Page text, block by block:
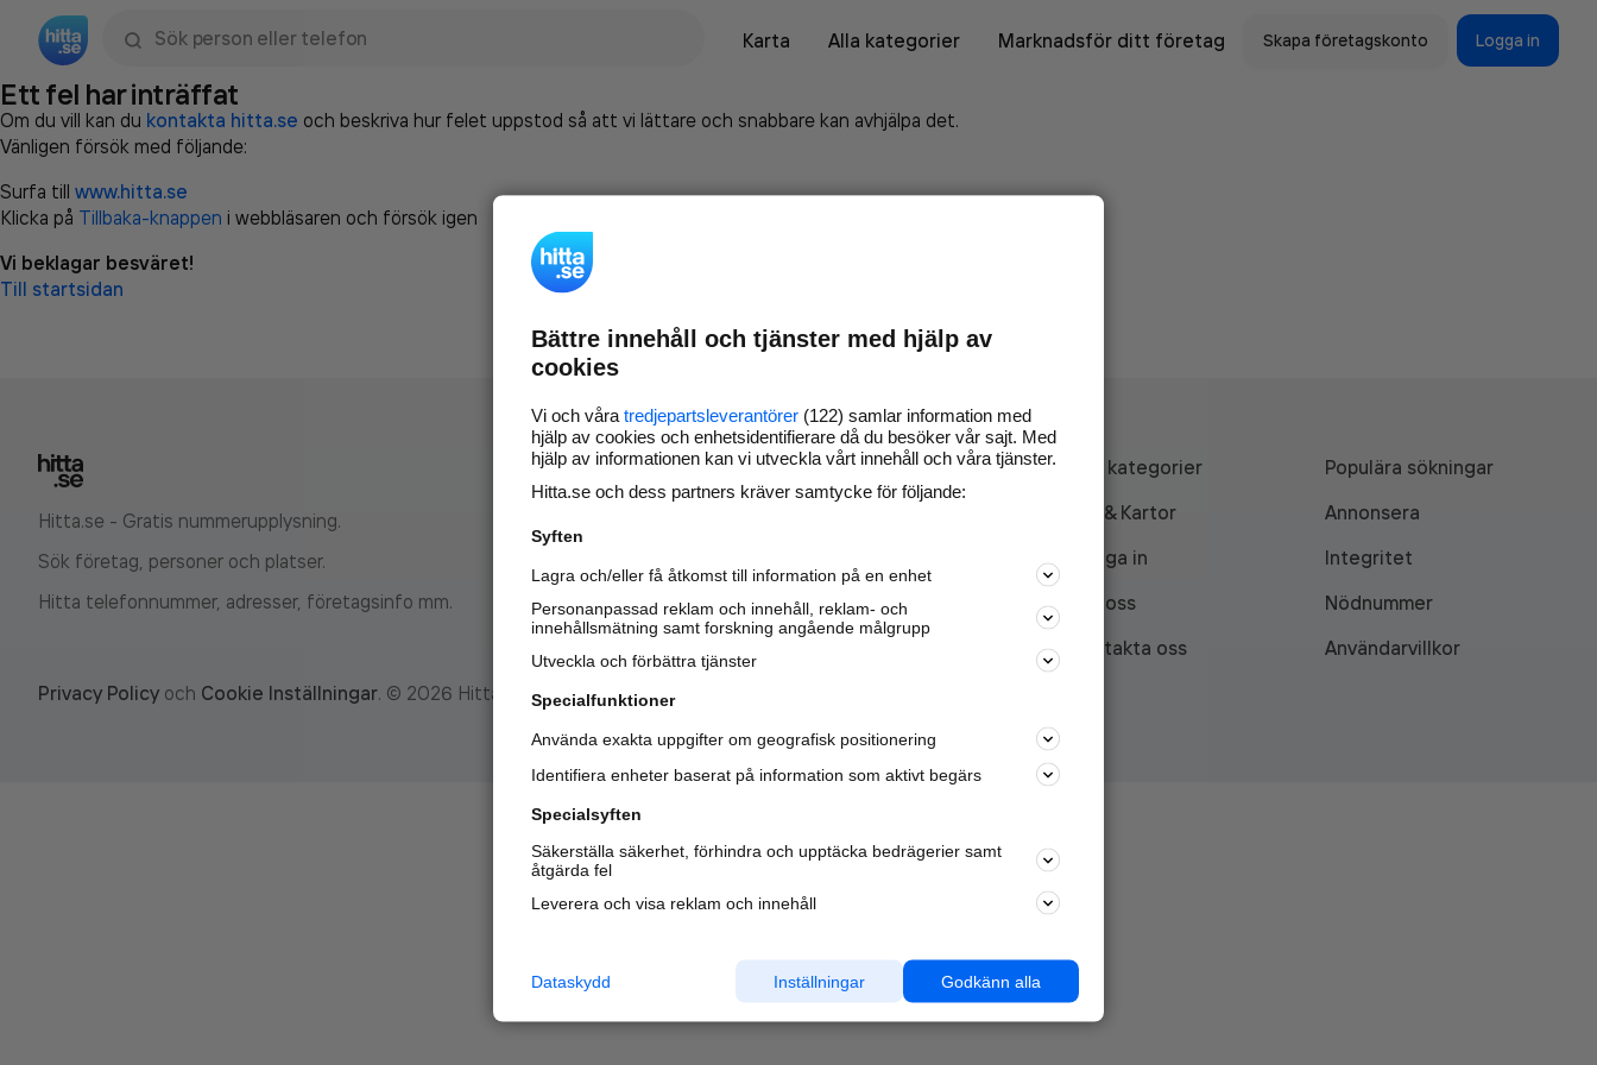
Karta
Alla kategorier Marknadsför ditt företag Skapa företagskonto Logga in
Ett fel har inträffat
Om du vill kan du kontakta hitta.se och beskriva hur felet uppstod så att vi lättare och snabbare kan avhjälpa det.
Vänligen försök med följande:
Surfa till www.hitta.se
Klicka på Tillbaka-knappen i webbläsaren och försök igen
Vi beklagar besväret!
Till startsidan
Hitta.se - Gratis nummerupplysning.
Sök företag, personer och platser.
Hitta telefonnummer, adresser, företagsinfo mm.
Marknadsför företaget på
nya kunder och
samarbetspartners nära dig.
Läs mer här
Alla kategorier
Populära sökningar
API & Kartor
Annonsera
Logga in
Integritet
Om oss
Nödnummer
Kontakta oss
Användarvillkor
Privacy Policy och Cookie Inställningar. © 2026 Hitta.se
Bättre innehåll och tjänster med hjälp av
cookies
Vi och våra tredjepartsleverantörer (122) samlar information med
hjälp av cookies och enhetsidentifierare då du besöker vår sajt. Med
hjälp av informationen kan vi utveckla vårt innehåll och våra tjänster.
Hitta.se och dess partners kräver samtycke för följande:
Syften
Lagra och/eller få åtkomst till information på en enhet
Personanpassad reklam och innehåll, reklam- och
innehållsmätning samt forskning angående målgrupp
Utveckla och förbättra tjänster
Specialfunktioner
Använda exakta uppgifter om geografisk positionering
Identifiera enheter baserat på information som aktivt begärs
Specialsyften
Säkerställa säkerhet, förhindra och upptäcka bedrägerier samt
åtgärda fel
Leverera och visa reklam och innehåll
Godkänn alla
Inställningar
Dataskydd